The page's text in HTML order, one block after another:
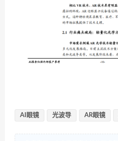
AI眼镜 光波导 AR眼镜